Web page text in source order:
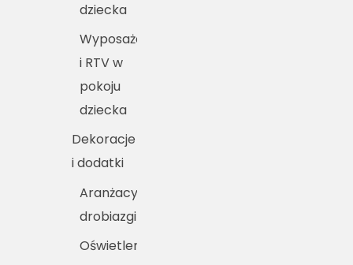
dziecka
Wyposażenie
i RTV w
pokoju
dziecka
Dekoracje
i dodatki
Aranżacyjne
drobiazgi
Oświetlenie